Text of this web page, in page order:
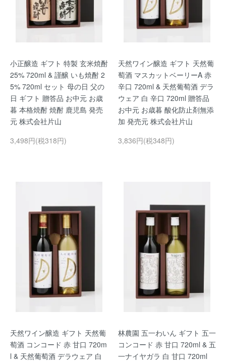
小正醸造 ギフト 特製 玄米焼酎
25% 720ml & 謹醸 いも焼酎 2
5% 720ml セット 母の日 父の
日 ギフト 贈答品 お中元 お歳
暮 本格焼酎 焼酎 鹿児島 発売
元 株式会社片山
3,498円(税318円)
天然ワイン醸造 ギフト 天然葡
萄酒 マスカットベーリーA 赤
辛口 720ml & 天然葡萄酒 デラ
ウェア 白 辛口 720ml 贈答品
お中元 お歳暮 酸化防止剤無添
加 発売元 株式会社片山
3,836円(税348円)
天然ワイン醸造 ギフト 天然葡
萄酒 コンコード 赤 甘口 720m
l & 天然葡萄酒 デラウェア 白
林農園 五一わいん ギフト 五一
コンコード 赤 甘口 720ml & 五
一ナイヤガラ 白 甘口 720ml